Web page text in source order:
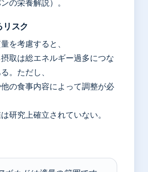
の栄養解説）。
リスク
を考慮すると、
取は総エネルギー過多につな
。ただし、
の食事内容によって調整が必
研究上確立されていない。